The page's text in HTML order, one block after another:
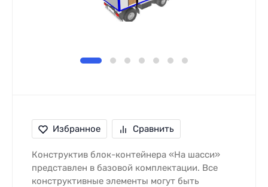
Избранное Сравнить
Конструктив блок-контейнера «На шасси»
представлен в базовой комплектации. Все
конструктивные элементы могут быть